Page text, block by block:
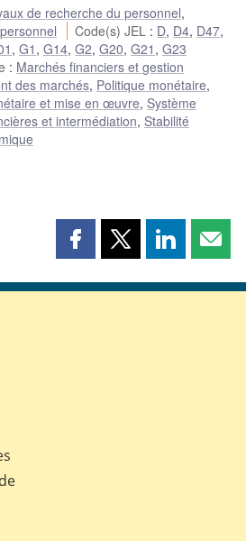
de recherche du personnel,
Code(s) JEL : D, D4, D47,
, G1 , G14, G2, G20, G21 , G23
: Marchés financiers et gestion
des marchés, Politique monétaire,
et mise en œuvre, Système
et intermédiation, Stabilité
Partager
page
Partager
page
Partager
page page